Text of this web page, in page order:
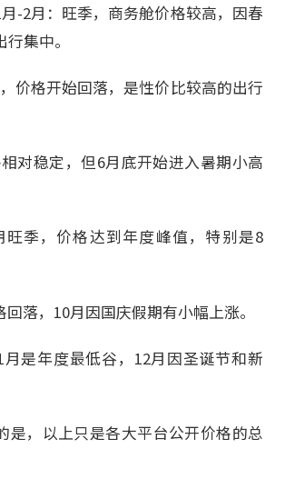
-2月：旺季，商务舱价格较高，因春
集中。
价格开始回落，是性价比较高的出行
对稳定，但6月底开始进入暑期小高
旺季，价格达到年度峰值，特别是8
落，10月因国庆假期有小幅上涨。
月是年度最低谷，12月因圣诞节和新
是，以上只是各大平台公开价格的总